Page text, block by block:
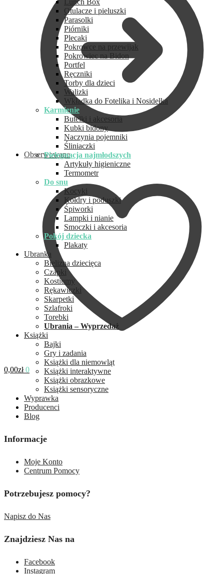
Obserwowane
0,00zł 0
Lunch Box
Otulacze i pieluszki
Parasolki
Piórniki
Plecaki
Pokrowce na przewijak
Pokrowiec na Bidon
Portfel
Ręczniki
Torby dla dzieci
Walizki
Wkładka do Fotelika i Nosidełka
Karmienie
Butelki i akcesoria
Kubki bidony
Naczynia pojemniki
Śliniaczki
Pielęgnacja najmłodszych
Artykuły higieniczne
Termometr
Do snu
Kocyki
Kołdry i poduszki
Śpiworki
Lampki i nianie
Smoczki i akcesoria
Pokój dziecka
Plakaty
Ubranka
Bielizna dziecięca
Czapki
Kostiumy
Rękawiczki
Skarpetki
Szlafroki
Torebki
Ubrania – Wyprzedaż
Książki
Bajki
Gry i zadania
Książki dla niemowląt
Książki interaktywne
Książki obrazkowe
Książki sensoryczne
Wyprawka
Producenci
Blog
Informacje
Moje Konto
Centrum Pomocy
Potrzebujesz pomocy?
Napisz do Nas
Znajdziesz Nas na
Facebook
Instagram